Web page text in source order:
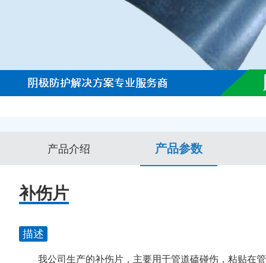
产品介绍 产品参数
补伤片
描述
我公司生产的补伤片，主要用于管道磕碰伤，粘贴在